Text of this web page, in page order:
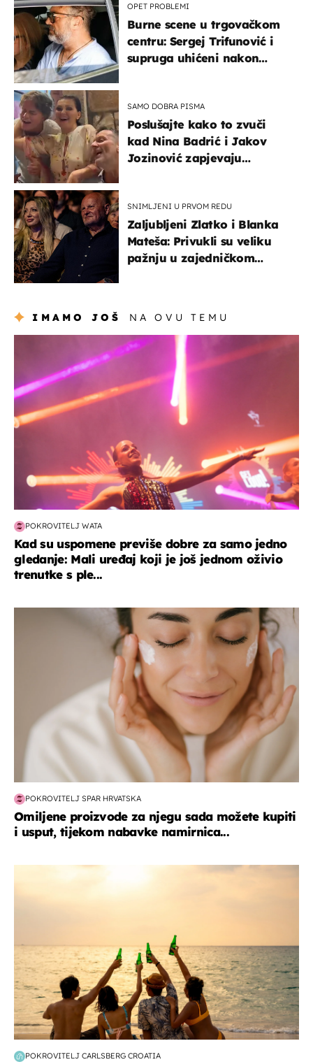
OPET PROBLEMI
Burne scene u trgovačkom
centru: Sergej Trifunović i
supruga uhićeni nakon
SAMO DOBRA PISMA
Poslušajte kako to zvuči
kad Nina Badrić i Jakov
Jozinović zapjevaju
SNIMLJENI U PRVOM REDU
Zaljubljeni Zlatko i Blanka
Mateša: Privukli su veliku
pažnju u zajedničkom
IMAMO JOŠ NA OVU TEMU
POKROVITELJ WATA
Kad su uspomene previše dobre za samo jedno
gledanje: Mali uređaj koji je još jednom oživio
trenutke s ple...
moda & ljepota
POKROVITELJ SPAR HRVATSKA
Omiljene proizvode za njegu sada možete kupiti
i usput, tijekom nabavke namirnica...
POKROVITELJ CARLSBERG CROATIA